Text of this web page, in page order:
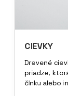
CIEVKY
Drevené
priadze,
člnku alebo